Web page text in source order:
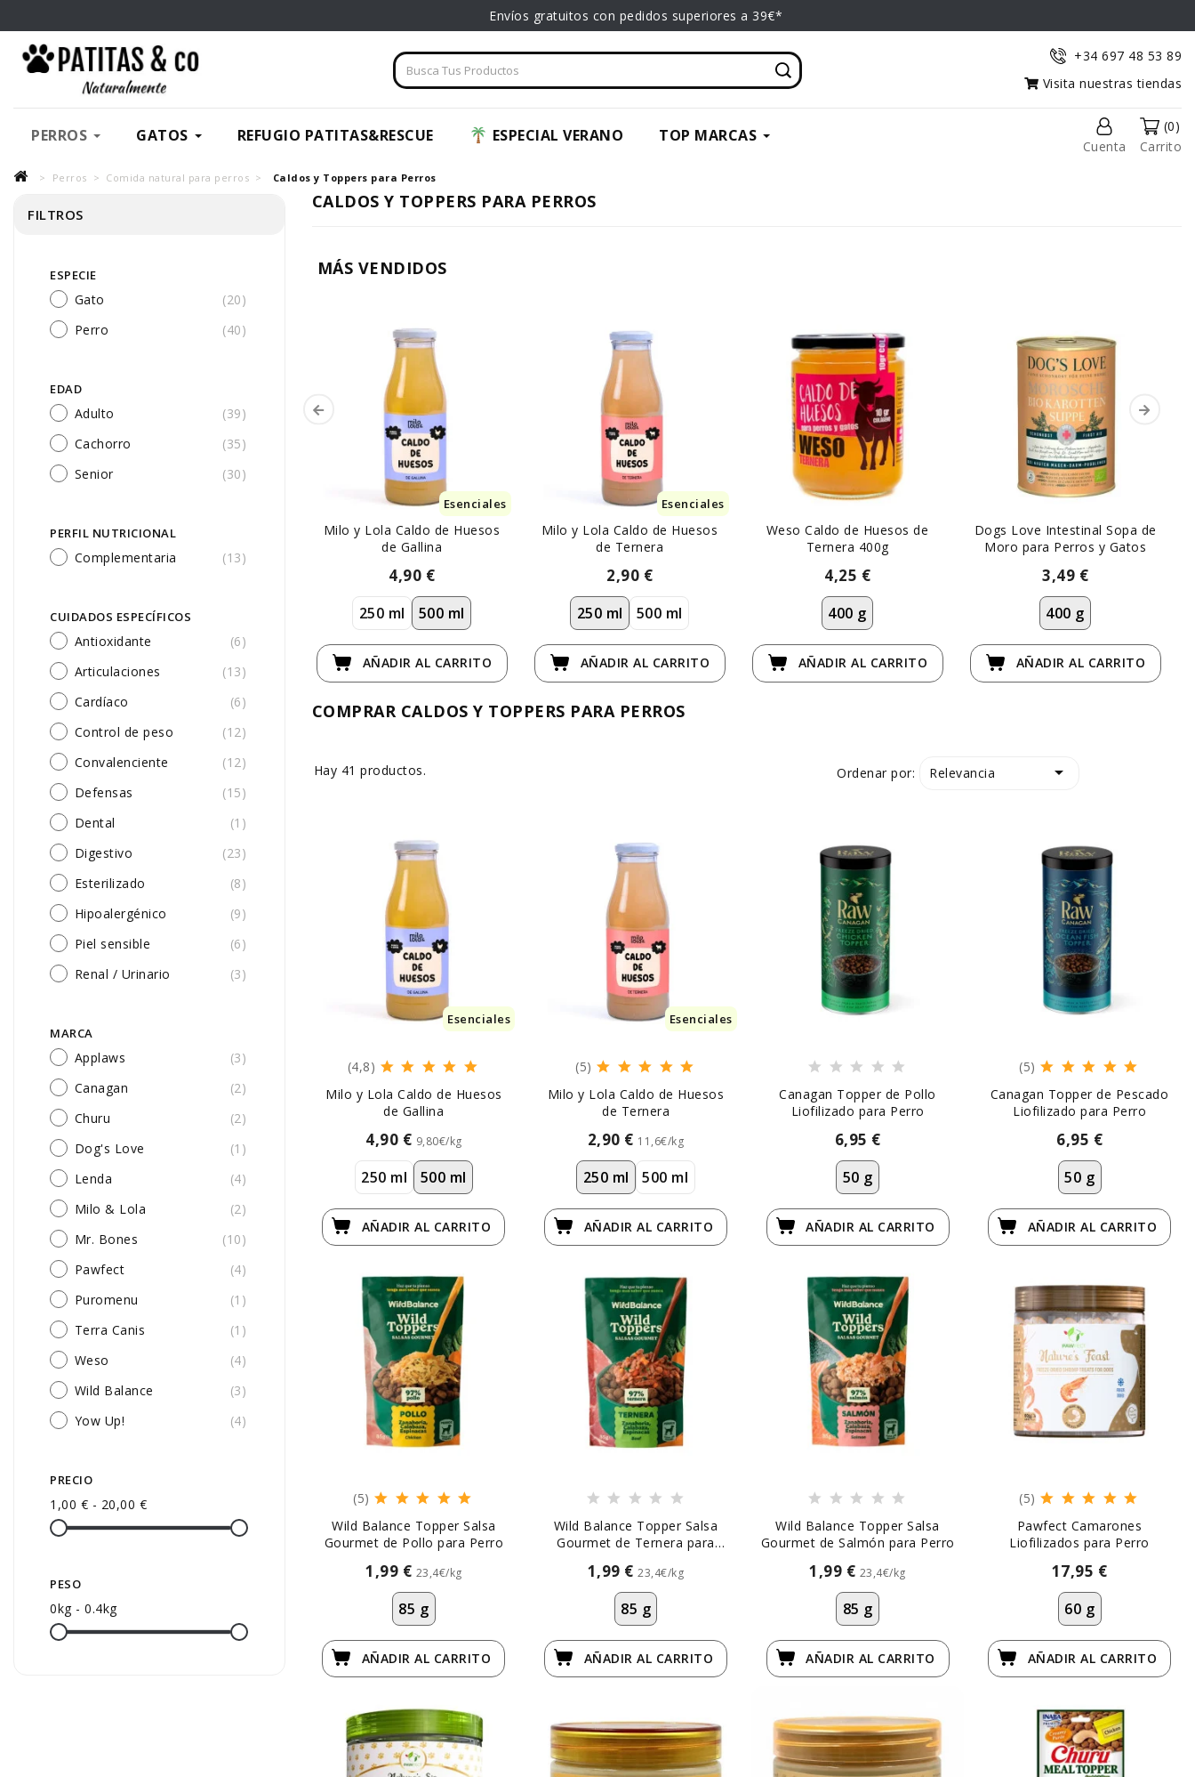
Envíos gratuitos con pedidos superiores a 39€*
+34 697 48 53 89
Visita nuestras tiendas
PERROS GATOS REFUGIO PATITAS&RESCUE ESPECIAL VERANO TOP MARCAS
Cuenta
(0)
Carrito
Perros Comida natural para perros Caldos y Toppers para Perros
FILTROS
ESPECIE
Gato
(20)
Perro
(40)
EDAD
Adulto
(39)
Cachorro
(35)
Senior
(30)
PERFIL NUTRICIONAL
Complementaria (13)
CUIDADOS ESPECÍFICOS
Antioxidante
(6)
Articulaciones
(13)
Cardíaco
(6)
Control de peso
(12)
Convalenciente
(12)
Defensas
(15)
Dental
(1)
Digestivo
(23)
Esterilizado
(8)
Hipoalergénico
(9)
Piel sensible
(6)
Renal / Urinario
(3)
MARCA
Applaws
(3)
Canagan
(2)
Churu
(2)
Dog's Love
(1)
Lenda
(4)
Milo & Lola
(2)
Mr. Bones
(10)
Pawfect
(4)
Puromenu
(1)
Terra Canis
(1)
Weso
(4)
Wild Balance
(3)
Yow Up!
(4)
PRECIO
1,00 € - 20,00 €
PESO
0kg - 0.4kg
CALDOS Y TOPPERS PARA PERROS
MÁS VENDIDOS
Esenciales
Milo y Lola Caldo de Huesos
de Gallina
4,90 €
250 ml 500 ml
AÑADIRAL CARRITO
Esenciales
Milo y Lola Caldo de Huesos
de Ternera
2,90 €
250 ml 500 ml
AÑADIRAL CARRITO
Weso Caldo de Huesos de
Ternera 400g
4,25 €
400 g
AÑADIRAL CARRITO
Dogs Love Intestinal Sopa de
Moro para Perros y Gatos
3,49 €
400 g
AÑADIRAL CARRITO
COMPRAR CALDOS Y TOPPERS PARA PERROS
Hay 41 productos. Ordenar por: Relevancia 
Esenciales
(4,8)
Milo y Lola Caldo de Huesos
de Gallina
4,90 € 9,80€/kg
250 ml 500 ml
AÑADIRAL CARRITO
Esenciales
(5)
Milo y Lola Caldo de Huesos
de Ternera
2,90 € 11,6€/kg
250 ml 500 ml
AÑADIR AL CARRITO
Canagan Topper de Pollo
Liofilizado para Perro
6,95 €
50 g
AÑADIR AL CARRITO
(5)
Canagan Topper de Pescado
Liofilizado para Perro
6,95 €
50 g
AÑADIRAL CARRITO
(5)
Wild Balance Topper Salsa
Gourmet de Pollo para Perro
1,99 € 23,4€/kg
85 g
AÑADIRAL CARRITO
Wild Balance Topper Salsa
Gourmet de Ternera para
1,99 €23,4€/kg
85 g
AÑADIR AL CARRITO
Wild Balance Topper Salsa
Gourmet de Salmón para Perro
1,99 € 23,4€/kg
85 g
AÑADIR AL CARRITO
(5)
Pawfect Camarones
Liofilizados para Perro
17,95 €
60 g
AÑADIRAL CARRITO